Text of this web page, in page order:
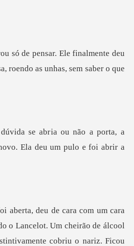
e finalmente deu
a porta, a
Ela
elot. Um cheirão de álcool
cobriu o nariz. Fico